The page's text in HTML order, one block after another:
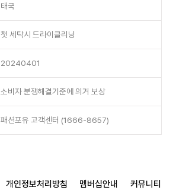
태국
첫 세탁시 드라이클리닝
20240401
소비자 분쟁해결기준에 의거 보상
패션포유 고객센터 (1666-8657)
개인정보처리방침 멤버십안내 커뮤니티